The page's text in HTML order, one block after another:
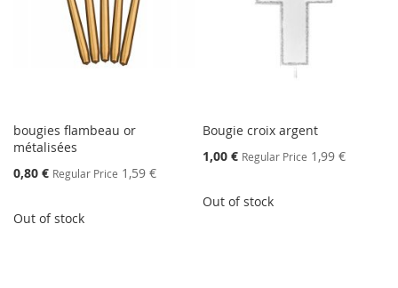
bougies flambeau or
métalisées
Special
Price
0,80 € Regular Price 1,59 €
Out of stock
Bougie croix argent
Special
Price
1,00 € Regular Price 1,99 €
Out of stock